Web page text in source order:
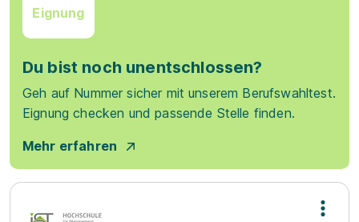
Eignung
Du bist noch unentschlossen?
Geh auf Nummer sicher mit unserem Berufswahltest.
Eignung checken und passende Stelle finden.
Mehr erfahren